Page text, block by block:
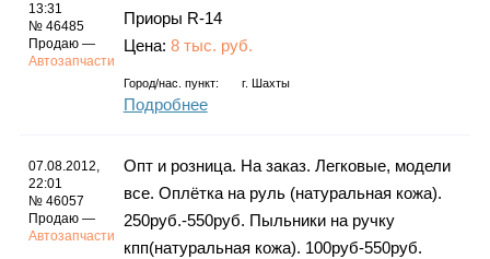
Фотогалерея
13:31
№ 46485
Продаю —
Автозапчасти
Приоры R-14
Цена: 8 тыс. руб.
Город/нас. пункт: г. Шахты
Подробнее
07.08.2012,
22:01
№ 46057
Продаю —
Автозапчасти
Опт и розница. На заказ. Легковые, модели
все. Оплётка на руль (натуральная кожа).
250руб.-550руб. Пыльники на ручку
кпп(натуральная кожа). 100руб-550руб.